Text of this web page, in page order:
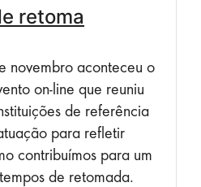
retoma
novembro aconteceu o
on-line que reuniu
de referência
para refletir
contribuímos para um
de retomada.